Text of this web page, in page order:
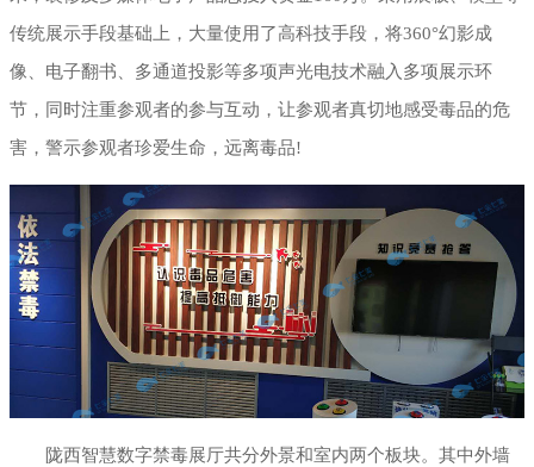
传统展示手段基础上，大量使用了高科技手段，将360°幻影成
像、电子翻书、多通道投影等多项声光电技术融入多项展示环
节，同时注重参观者的参与互动，让参观者真切地感受毒品的危
害，警示参观者珍爱生命，远离毒品!
陇西智慧数字禁毒展厅共分外景和室内两个板块。其中外墙